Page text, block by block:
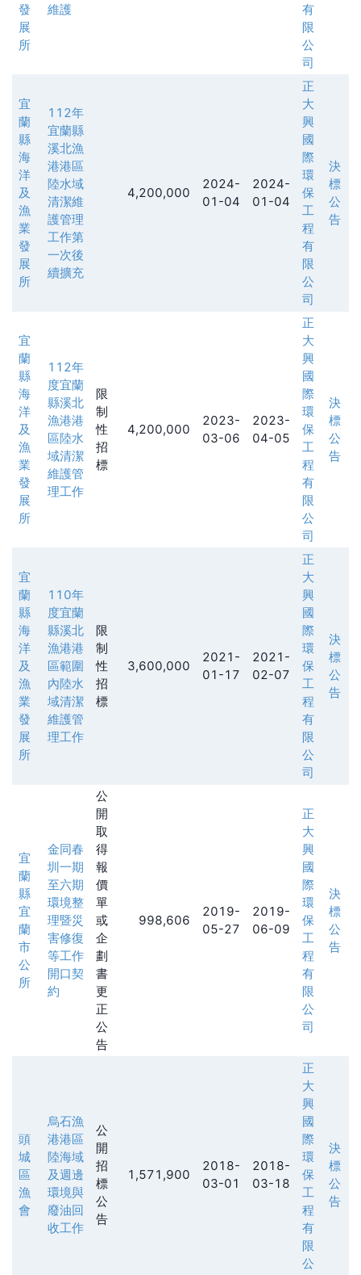
發
展
所
維護
有
限
公
司
宜
蘭
縣
海
洋
及
漁
業
發
展
所
112年
宜蘭縣
溪北漁
港港區
陸水域
清潔維
護管理
工作第
一次後
續擴充
4,200,000
2024-
01-04
2024-
01-04
正
大
興
國
際
環
保
工
程
有
限
公
司
決
標
公
告
宜
蘭
縣
海
洋
及
漁
業
發
展
所
112年
度宜蘭
縣溪北
漁港港
區陸水
域清潔
維護管
理工作
限
制
性
招
標
4,200,000
2023-
03-06
2023-
04-05
正
大
興
國
際
環
保
工
程
有
限
公
司
決
標
公
告
宜
蘭
縣
海
洋
及
漁
業
發
展
所
110年
度宜蘭
縣溪北
漁港港
區範圍
內陸水
域清潔
維護管
理工作
限
制
性
招
標
3,600,000
2021-
01-17
2021-
02-07
正
大
興
國
際
環
保
工
程
有
限
公
司
決
標
公
告
宜
蘭
縣
宜
蘭
市
公
所
金同春
圳一期
至六期
環境整
理暨災
害修復
等工作
開口契
約
公
開
取
得
報
價
單
或
企
劃
書
更
正
公
告
998,606
2019-
05-27
2019-
06-09
正
大
興
國
際
環
保
工
程
有
限
公
司
決
標
公
告
頭
城
區
漁
會
烏石漁
港港區
陸海域
及週邊
環境與
廢油回
收工作
公
開
招
標
公
告
1,571,900
2018-
03-01
2018-
03-18
正
大
興
國
際
環
保
工
程
有
限
公
決
標
公
告